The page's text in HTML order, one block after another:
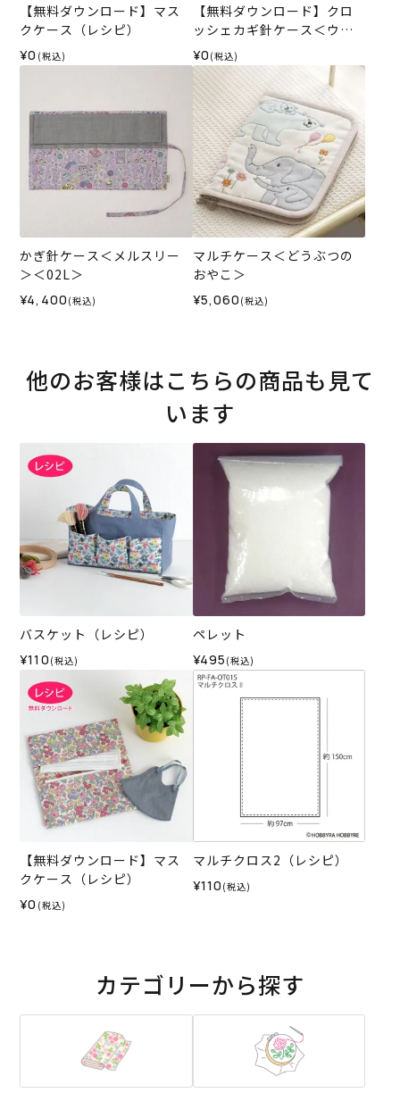
【無料ダウンロード】マス
クケース（レシピ）
¥0 (税込)
【無料ダウンロード】クロ
ッシェカギ針ケース＜ウー
ルキュート＞（レシピ）
¥0 (税込)
かぎ針ケース＜メルスリー
＞＜02L＞
¥4,400 (税込)
マルチケース＜どうぶつの
おやこ＞
¥5,060 (税込)
他のお客様はこちらの商品も見て
います
バスケット（レシピ）
¥110 (税込)
ペレット
¥495 (税込)
【無料ダウンロード】マス
クケース（レシピ）
¥0 (税込)
マルチクロス2（レシピ）
¥110 (税込)
カテゴリーから探す